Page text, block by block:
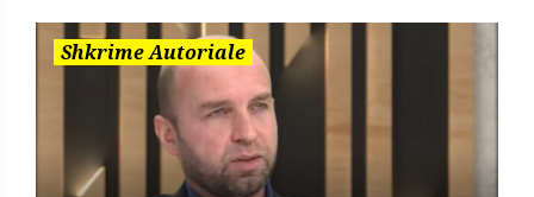
Shkrime Autoriale